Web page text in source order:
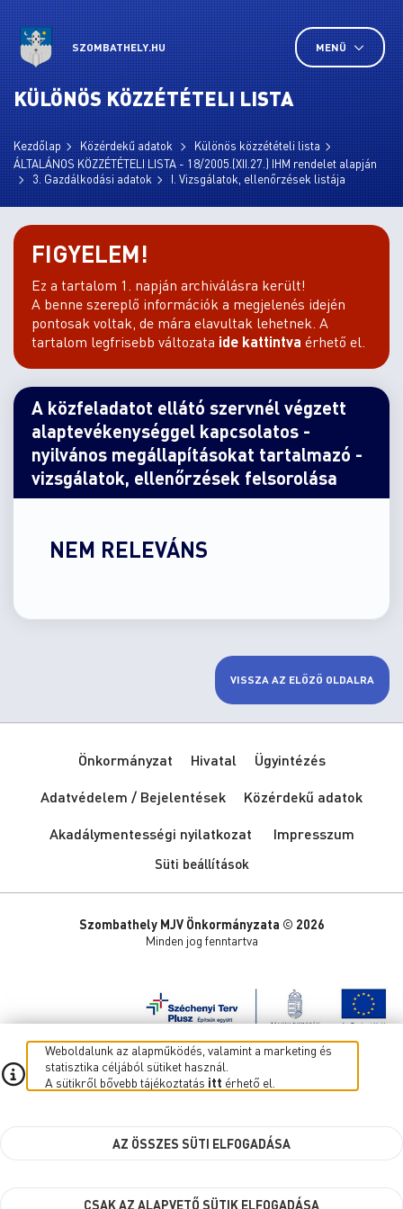
SZOMBATHELY.HU MENÜ
KÜLÖNÖS KÖZZÉTÉTELI LISTA
Kezdőlap Közérdekű adatok
Különös közzétételi lista
ÁLTALÁNOS KÖZZÉTÉTELI LISTA - 18/2005.(XII.27.) IHM rendelet alapján
3. Gazdálkodási adatok
I. Vizsgálatok, ellenőrzések listája
FIGYELEM!
Ez a tartalom 1. napján archiválásra került!
A benne szereplő információk a megjelenés idején
pontosak voltak, de mára elavultak lehetnek. A
tartalom legfrisebb változata ide kattintva érhető el.
A közfeladatot ellátó szervnél végzett
alaptevékenységgel kapcsolatos -
nyilvános megállapításokat tartalmazó -
vizsgálatok, ellenőrzések felsorolása
NEM RELEVÁNS
VISSZA AZ ELŐZŐ OLDALRA
Önkormányzat Hivatal
Ügyintézés
Adatvédelem / Bejelentések
Közérdekű adatok
Akadálymentességi nyilatkozat
Impresszum
Süti beállítások
Szombathely MJV Önkormányzata © 2026
Minden jog fenntartva
Weboldalunk az alapműködés, valamint a marketing és
statisztika céljából sütiket használ.
A sütikről bővebb tájékoztatás itt érhető el.
AZ ÖSSZES SÜTI ELFOGADÁSA
CSAK AZ ALAPVETŐ SÜTIK ELFOGADÁSA